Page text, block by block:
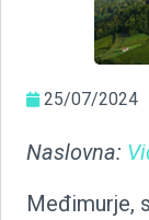
25/07/2024
Naslovna:
Međimurje,